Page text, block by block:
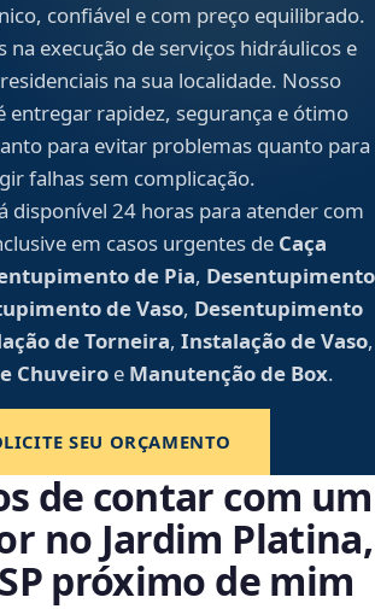
confiável e com preço equilibrado.
na execução de serviços hidráulicos e
na sua localidade. Nosso
entregar rapidez, segurança e ótimo
para evitar problemas quanto para
falhas sem complicação.
disponível 24 horas para atender com
em casos urgentes de Caça
de Pia, Desentupimento
de Vaso, Desentupimento
de Torneira, Instalação de Vaso,
Chuveiroe Manutenção de Box.
SEU ORÇAMENTO
de contar com um
no Jardim Platina,
próximo de mim